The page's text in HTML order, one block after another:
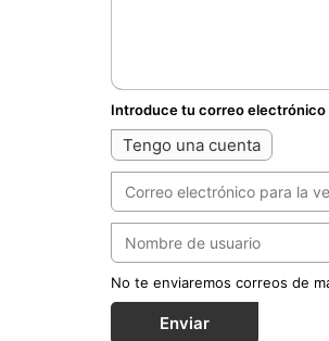
Introduce tu correo
Tengo una cuenta
No te enviaremos correos de
Enviar